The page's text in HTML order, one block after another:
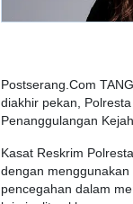
Postserang.Com
diakhir pekan,
Penanggulangan
Kasat Reskrim
dengan
pencegahan dalam